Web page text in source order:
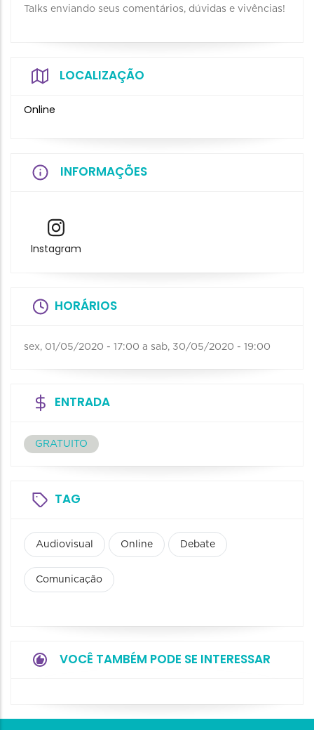
Talks enviando seus comentários, dúvidas e vivências!
LOCALIZAÇÃO
Online
INFORMAÇÕES
Instagram
HORÁRIOS
sex, 01/05/2020 - 17:00 a sab, 30/05/2020 - 19:00
ENTRADA
GRATUITO
TAG
Audiovisual Online Debate
Comunicação
VOCÊ TAMBÉM PODE SE INTERESSAR